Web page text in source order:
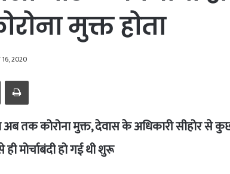
मुक्त होता
16, 2020
अब तक कोरोना मुक्त, देवास के अधिकारी सीहोर से
मोर्चाबंदी हो गई थी शुरू